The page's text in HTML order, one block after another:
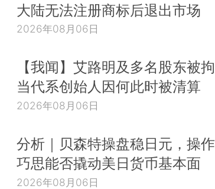
大陆无法注册商标后退出市场
2026年08月06日
【我闻】艾路明及多名股东被拘
当代系创始人因何此时被清算
2026年08月06日
分析｜贝森特操盘稳日元，操作
巧思能否撬动美日货币基本面
2026年08月06日